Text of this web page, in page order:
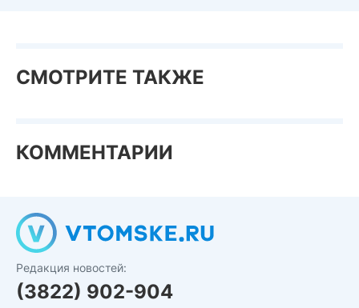
СМОТРИТЕ ТАКЖЕ
КОММЕНТАРИИ
Редакция новостей:
(3822) 902-904